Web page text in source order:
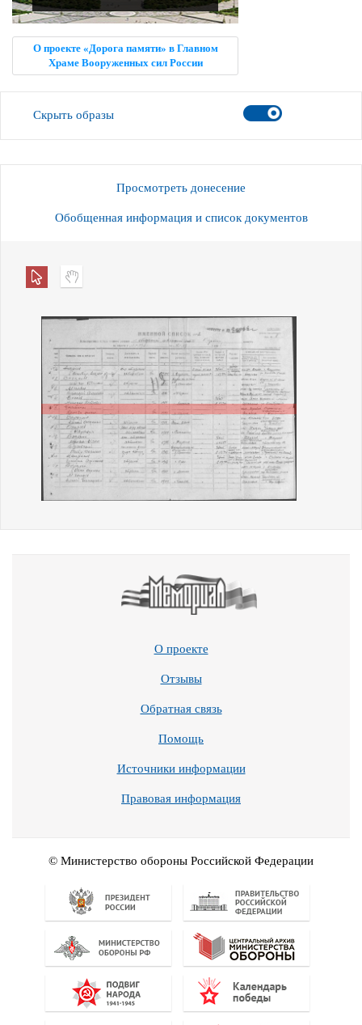
О проекте «Дорога памяти» в Главном
Храме Вооруженных сил России
Скрыть образы
Просмотреть донесение
Обобщенная информация и список документов
О проекте
Отзывы
Обратная связь
Помощь
Источники информации
Правовая информация
© Министерство обороны Российской Федерации